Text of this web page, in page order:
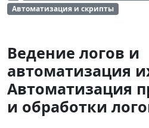
Автоматизация и скрипты
Ведение логов и
автоматизация
Автоматизация
и обработки